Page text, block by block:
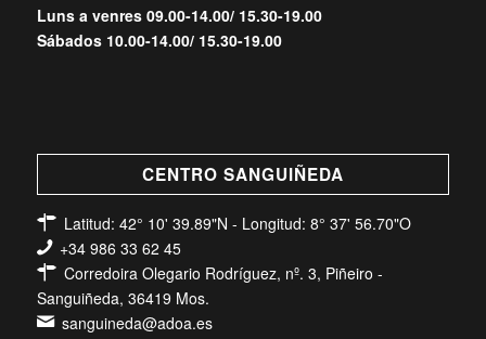
Luns a venres 09.00-14.00/ 15.30-19.00
Sábados 10.00-14.00/ 15.30-19.00
CENTRO SANGUIÑEDA
Latitud: 42° 10' 39.89"N - Longitud: 8° 37' 56.70"O
+34 986 33 62 45
Corredoira Olegario Rodríguez, nº. 3, Piñeiro -
Sanguiñeda, 36419 Mos.
sanguineda@adoa.es